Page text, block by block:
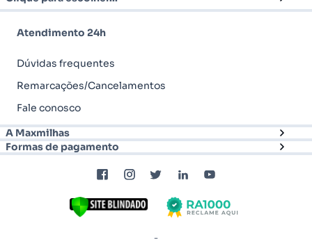
Atendimento 24h
Dúvidas frequentes
Remarcações/Cancelamentos
Fale conosco
A Maxmilhas
Formas de pagamento
-